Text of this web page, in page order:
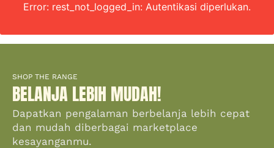
Error: rest_not_logged_in: Autentikasi diperlukan.
SHOP THE RANGE
BELANJA LEBIH MUDAH!
Dapatkan pengalaman berbelanja lebih cepat
dan mudah diberbagai marketplace
kesayanganmu.